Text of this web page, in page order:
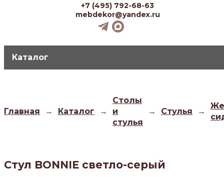
+7 (495) 792-68-63
mebdekor@yandex.ru
Каталог
Главная → Каталог →
Столы
и
стулья
→ Стулья →
Стул BONNIE светло-серый